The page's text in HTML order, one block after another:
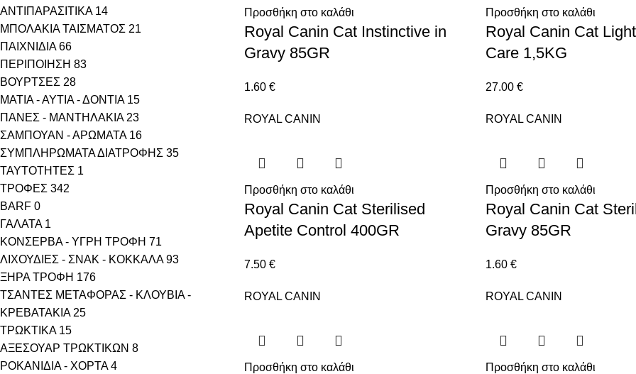
ΑΝΤΙΠΑΡΑΣΙΤΙΚΑ 14
ΜΠΟΛΑΚΙΑ ΤΑΙΣΜΑΤΟΣ 21
ΠΑΙΧΝΙΔΙΑ 66
ΠΕΡΙΠΟΙΗΣΗ 83
ΒΟΥΡΤΣΕΣ 28
ΜΑΤΙΑ - ΑΥΤΙΑ - ΔΟΝΤΙΑ 15
ΠΑΝΕΣ - ΜΑΝΤΗΛΑΚΙΑ 23
ΣΑΜΠΟΥΑΝ - ΑΡΩΜΑΤΑ 16
ΣΥΜΠΛΗΡΩΜΑΤΑ ΔΙΑΤΡΟΦΗΣ 35
ΤΑΥΤΟΤΗΤΕΣ 1
ΤΡΟΦΕΣ 342
BARF 0
ΓΑΛΑΤΑ 1
ΚΟΝΣΕΡΒΑ - ΥΓΡΗ ΤΡΟΦΗ 71
ΛΙΧΟΥΔΙΕΣ - ΣΝΑΚ - ΚΟΚΚΑΛΑ 93
ΞΗΡΑ ΤΡΟΦΗ 176
ΤΣΑΝΤΕΣ ΜΕΤΑΦΟΡΑΣ - ΚΛΟΥΒΙΑ -
ΚΡΕΒΑΤΑΚΙΑ 25
ΤΡΩΚΤΙΚΑ 15
ΑΞΕΣΟΥΑΡ ΤΡΩΚΤΙΚΩΝ 8
ΡΟΚΑΝΙΔΙΑ - ΧΟΡΤΑ 4
Προσθήκη στο καλάθι
Royal Canin Cat Instinctive in
Gravy 85GR
1.60 €
Προσθήκη στο καλάθι
Royal Canin Cat
Care 1,5KG
27.00 €
ROYAL CANIN
Προσθήκη στο καλάθι
Royal Canin Cat Sterilised
Apetite Control 400GR
7.50 €
ROYAL CANIN
Προσθήκη στο καλάθι
Royal Canin Cat
Gravy 85GR
1.60 €
ROYAL CANIN
Προσθήκη στο καλάθι
ROYAL CANIN
Προσθήκη στο καλάθι